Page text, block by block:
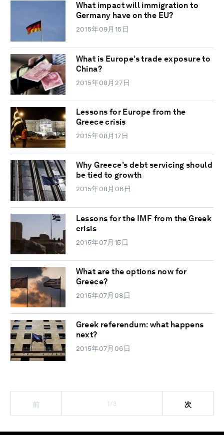
What impact will immigration to
Germany have on the EU?
2015年09月15日
What is Europe’s trade exposure to
China?
2015年08月27日
Lessons for Europe from the
Greece crisis
2015年08月17日
Why Greece’s debt servicing should
be tied to growth
2015年08月06日
Lessons for the IMF from the Greek
crisis
2015年07月15日
What are the options now for
Greece?
2015年07月08日
Greek referendum: what happens
next?
2015年07月06日
前 1/3 次